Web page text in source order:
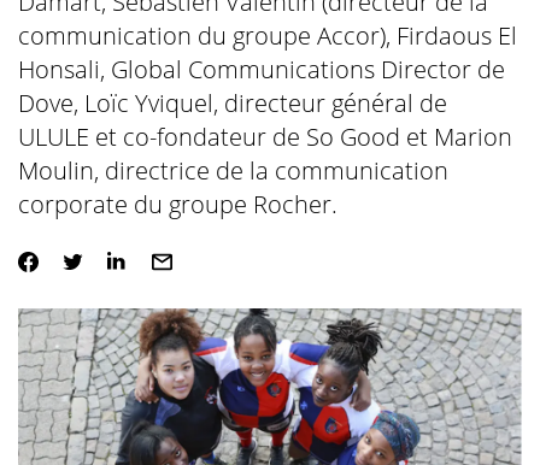
communication du groupe Accor), Firdaous El
Honsali, Global Communications Director de
Dove, Loïc Yviquel, directeur général de
ULULE et co-fondateur de So Good et Marion
Moulin, directrice de la communication
corporate du groupe Rocher.